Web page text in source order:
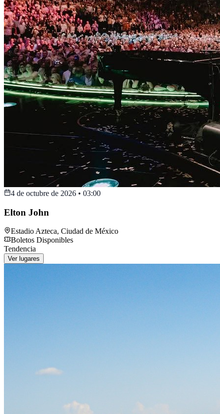
4 de octubre de 2026 • 03:00
Elton John
Estadio Azteca, Ciudad de México
Boletos Disponibles
Tendencia
Ver lugares